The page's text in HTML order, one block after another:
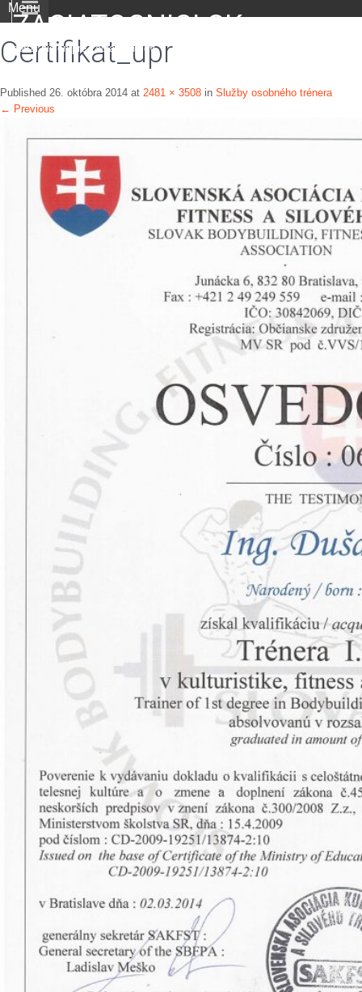
ZACIATOCNICI.SK
portál nielen pre začiatočníkov
Menu
Certifikat_upr
Published 26. októbra 2014 at 2481 × 3508 in Služby osobného trénera
← Previous